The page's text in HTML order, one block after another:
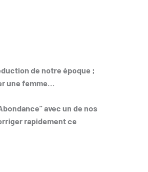
de notre époque ;
une femme…
avec un de nos
rapidement ce